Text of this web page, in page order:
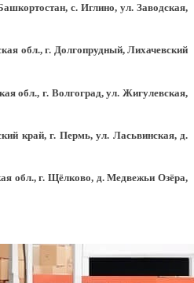
с. Иглино, ул. Заводская,
обл., г. Долгопрудный, Лихачевский
обл., г. Волгоград, ул. Жигулевская,
г. Пермь, ул. Ласьвинская, д.
обл., г. Щёлково, д. Медвежьи Озёра,